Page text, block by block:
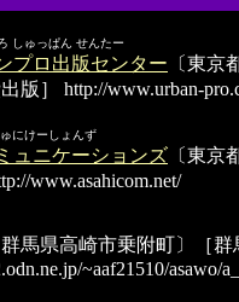
しゅっぱん せんたー
プロ出版センター 〔東京
版］
http://www.urban-
にけーしょんず
ュニケーションズ 〔東京
www.asahicom.net/
群馬県高崎市乗附町〕［群
~aaf21510/asawo/